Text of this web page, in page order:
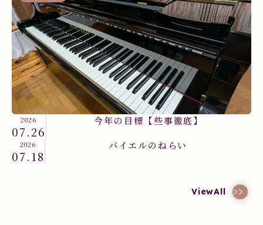
2026
07.26
今年の目標【些事徹底】
教室ブログ
2026
07.18
バイエルのねらい
ViewAll